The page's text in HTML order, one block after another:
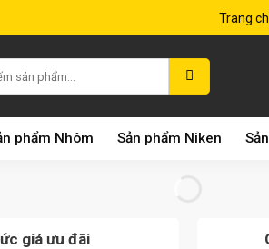
Trang
phẩm Nhôm Sản phẩm Niken
giá ưu đãi